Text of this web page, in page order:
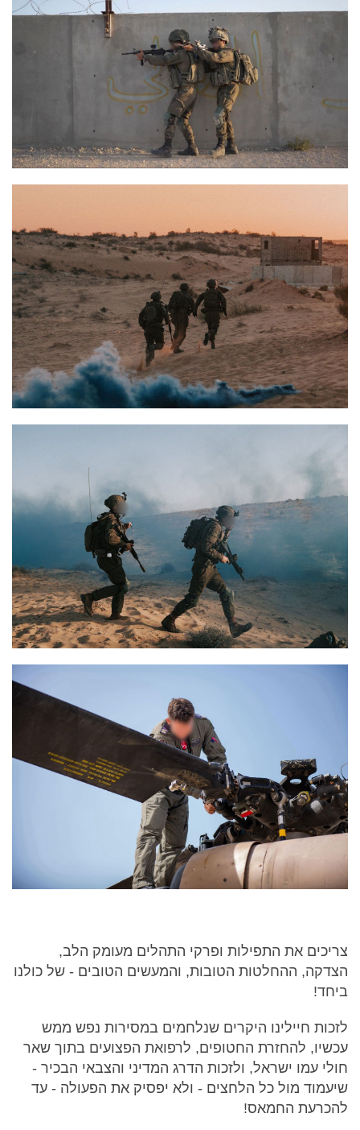
צריכים את התפילות ופרקי התהלים מעומק הלב,
הצדקה, ההחלטות הטובות, והמעשים הטובים - של כולנו
ביחד!
לזכות חיילינו היקרים שנלחמים במסירות נפש ממש
עכשיו, להחזרת החטופים, לרפואת הפצועים בתוך שאר
חולי עמו ישראל, ולזכות הדרג המדיני והצבאי הבכיר -
שיעמוד מול כל הלחצים - ולא יפסיק את הפעולה - עד
להכרעת החמאס!